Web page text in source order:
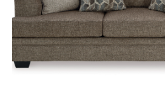
покрытие.
Точеные ножки
традиционный
добавляют силуэту
Для ухода
чистка мягкой сухой